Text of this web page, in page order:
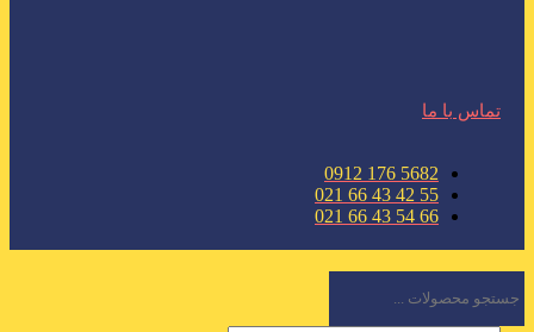
تماس با ما
5682 176 0912
55 42 43 66 021
66 54 43 66 021